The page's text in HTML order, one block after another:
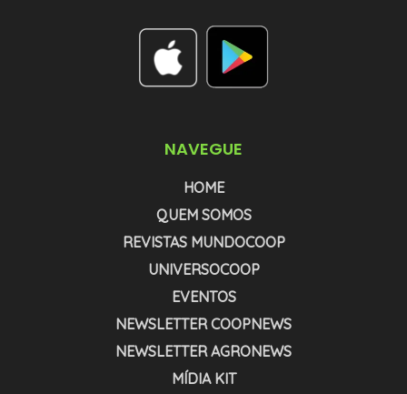
NAVEGUE
HOME
QUEM SOMOS
REVISTAS MUNDOCOOP
UNIVERSOCOOP
EVENTOS
NEWSLETTER COOPNEWS
NEWSLETTER AGRONEWS
MÍDIA KIT